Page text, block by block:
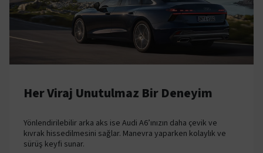
Her Viraj Unutulmaz Bir Deneyim
Yönlendirilebilir arka aks ise Audi A6’ınızın daha çevik ve
kıvrak hissedilmesini sağlar. Manevra yaparken kolaylık ve
sürüş keyfi sunar.